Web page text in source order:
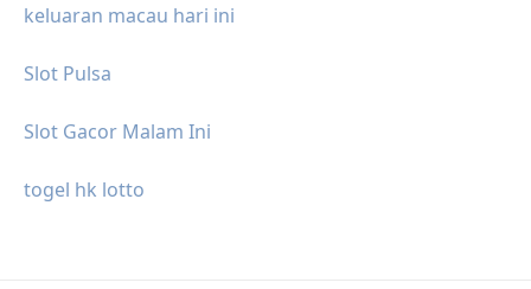
keluaran macau hari ini
Slot Pulsa
Slot Gacor Malam Ini
togel hk lotto